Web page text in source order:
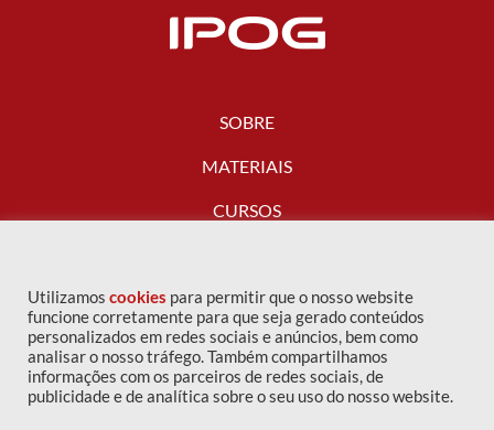
SOBRE
MATERIAIS
CURSOS
FALE CONOSCO
Utilizamos cookies para permitir que o nosso website
funcione corretamente para que seja gerado conteúdos
personalizados em redes sociais e anúncios, bem como
analisar o nosso tráfego. Também compartilhamos
informações com os parceiros de redes sociais, de
publicidade e de analítica sobre o seu uso do nosso website.